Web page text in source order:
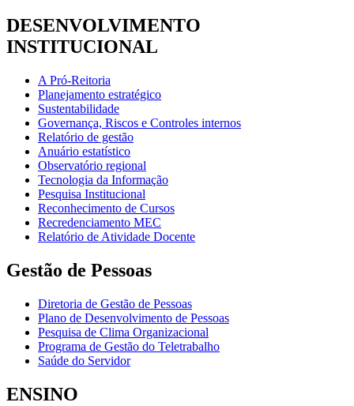
DESENVOLVIMENTO
INSTITUCIONAL
A Pró-Reitoria
Planejamento estratégico
Sustentabilidade
Governança, Riscos e Controles internos
Relatório de gestão
Anuário estatístico
Observatório regional
Tecnologia da Informação
Pesquisa Institucional
Reconhecimento de Cursos
Recredenciamento MEC
Relatório de Atividade Docente
Gestão de Pessoas
Diretoria de Gestão de Pessoas
Plano de Desenvolvimento de Pessoas
Pesquisa de Clima Organizacional
Programa de Gestão do Teletrabalho
Saúde do Servidor
ENSINO